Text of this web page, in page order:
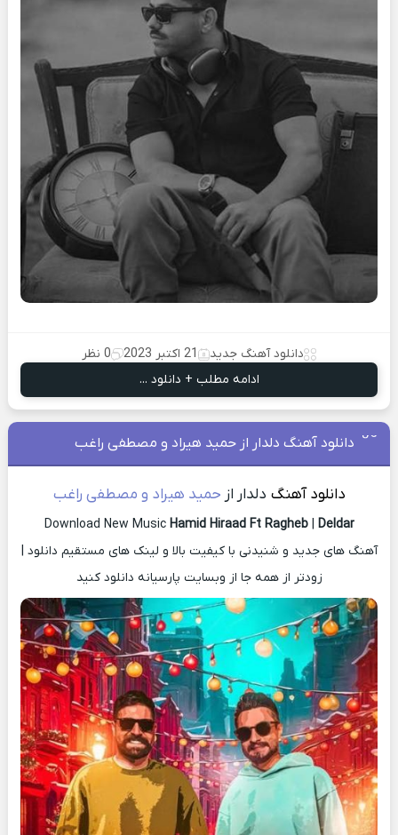
دانلود آهنگ جدید 21 اکتبر 2023
0 نظر
ادامه مطلب + دانلود ...
دانلود آهنگ دلدار از حمید هیراد و مصطفی راغب
دانلود آهنگ دلدار از حمید هیراد و مصطفی راغب
Download New Music Hamid Hiraad Ft Ragheb| Deldar
آهنگ های جدید و شنیدنی با کیفیت بالا و لینک های مستقیم دانلود |
زودتر از همه جا از وبسایت پارسیانه دانلود کنید